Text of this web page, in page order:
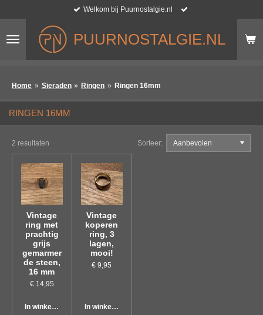
naar
hoofdinhoud
PUURNOSTALGIE.NL
Welkom bij Puurnostalgie.nl
Home » Sieraden » Ringen » Ringen 16mm
RINGEN 16MM
2 resultaten Sorteer:
Vintage
ring met
prachtig
grijs
gemarmer
de steen,
16 mm
€ 14,95
In winkelwagen
Vintage
koperen
ring, 3
lagen,
mooi!
€ 9,95
In winkelwagen